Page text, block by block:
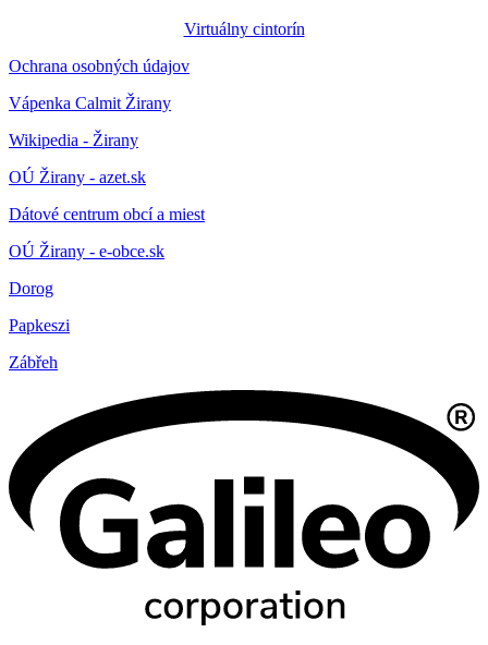
Virtuálny cintorín
Ochrana osobných údajov
Vápenka Calmit Žirany
Wikipedia - Žirany
OÚ Žirany - azet.sk
Dátové centrum obcí a miest
OÚ Žirany - e-obce.sk
Dorog
Papkeszi
Zábřeh